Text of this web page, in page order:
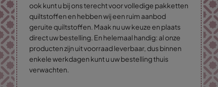
ook kunt u bij ons terecht voor volledige pakketten
quiltstoffen en hebben wij een ruim aanbod
geruite quiltstoffen. Maak nu uw keuze en plaats
direct uw bestelling. En helemaal handig: al onze
producten zijn uit voorraad leverbaar, dus binnen
enkele werkdagen kunt u uw bestelling thuis
verwachten.